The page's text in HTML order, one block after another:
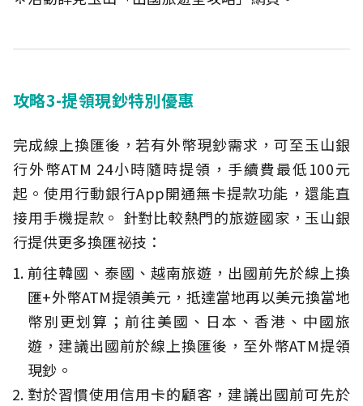
攻略3-提領現鈔特別優惠
完成線上換匯後，若有外幣現鈔需求，可至玉山銀
行外幣ATM 24小時隨時提領，手續費最低100元
起。使用行動銀行App開通無卡提款功能，還能直
接用手機提款。 針對比較熱門的旅遊國家，玉山銀
行提供更多換匯祕技：
前往韓國、泰國、越南旅遊，出國前先於線上換
匯+外幣ATM提領美元，抵達當地再以美元換當地
幣別更划算；前往美國、日本、香港、中國旅
遊，建議出國前於線上換匯後，至外幣ATM提領
現鈔。
對於習慣使用信用卡的顧客，建議出國前可先於